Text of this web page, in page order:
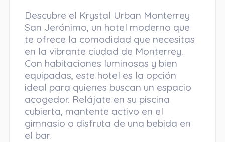
Descubre el Krystal Urban Monterrey
San Jerónimo, un hotel moderno que
te ofrece la comodidad que necesitas
en la vibrante ciudad de Monterrey.
Con habitaciones luminosas y bien
equipadas, este hotel es la opción
ideal para quienes buscan un espacio
acogedor. Relájate en su piscina
cubierta, mantente activo en el
gimnasio o disfruta de una bebida en
el bar.